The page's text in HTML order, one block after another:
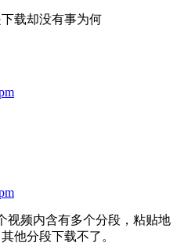
载却没有事为何
视频内含有多个分段，粘贴地
他分段下载不了。